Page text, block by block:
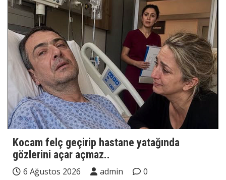
Kocam felç geçirip hastane yatağında
gözlerini açar açmaz..
6 Ağustos 2026 admin
0